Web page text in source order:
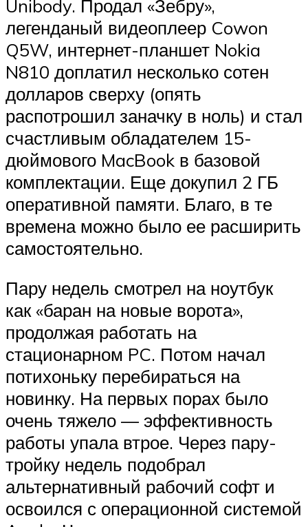
Unibody. Продал «Зебру»,
легенданый видеоплеер Cowon
Q5W, интернет-планшет Nokia
N810 доплатил несколько сотен
долларов сверху (опять
распотрошил заначку в ноль) и стал
счастливым обладателем 15-
дюймового MacBook в базовой
комплектации. Еще докупил 2 ГБ
оперативной памяти. Благо, в те
времена можно было ее расширить
самостоятельно.
Пару недель смотрел на ноутбук
как «баран на новые ворота»,
продолжая работать на
стационарном PC. Потом начал
потихоньку перебираться на
новинку. На первых порах было
очень тяжело — эффективность
работы упала втрое. Через пару-
тройку недель подобрал
альтернативный рабочий софт и
освоился с операционной системой